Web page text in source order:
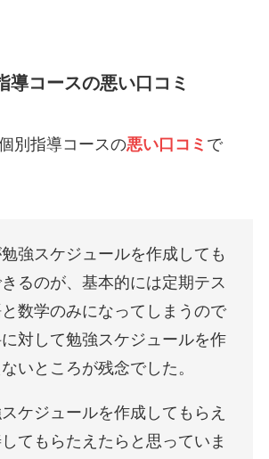
導コースの悪い口コミ
別指導コースの悪い口コミ で
強スケジュールを作成しても
るのが、基本的には定期テス
と数学のみになってしまうので
対して勉強スケジュールを作
いところが残念でした。
ケジュールを作成してもらえ
てもらたえたらと思っていま